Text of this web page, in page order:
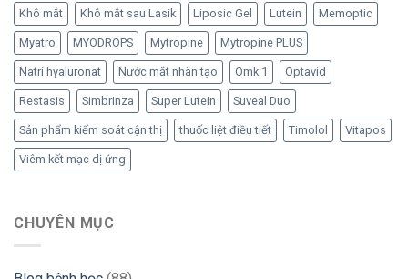
Khô mắt Khô mắt sau Lasik Liposic Gel Lutein Memoptic
Myatro MYODROPS Mytropine Mytropine PLUS
Natri hyaluronat Nước mắt nhân tạo Omk 1 Optavid
Restasis Simbrinza Super Lutein Suveal Duo
Sản phẩm kiểm soát cận thị thuốc liệt điều tiết Timolol Vitapos
Viêm kết mạc dị ứng
CHUYÊN MỤC